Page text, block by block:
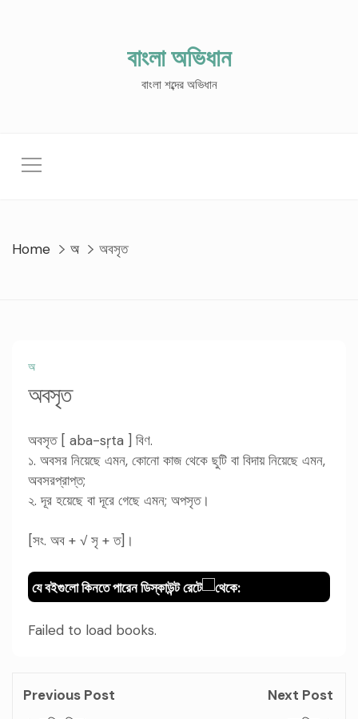
বাংলা অভিধান
বাংলা শব্দের অভিধান
Home অ অবসৃত
অ
অবসৃত
অবসৃত [ aba-sŗta ] বিণ.
১. অবসর নিয়েছে এমন, কোনো কাজ থেকে ছুটি বা বিদায় নিয়েছে এমন,
অবসরপ্রাপ্ত;
২. দূর হয়েছে বা দূরে গেছে এমন; অপসৃত।
[সং. অব + √ সৃ + ত]।
যে বইগুলো কিনতে পারেন ডিস্কাউন্ট রেটে থেকে:
Failed to load books.
Previous Post
Next Post